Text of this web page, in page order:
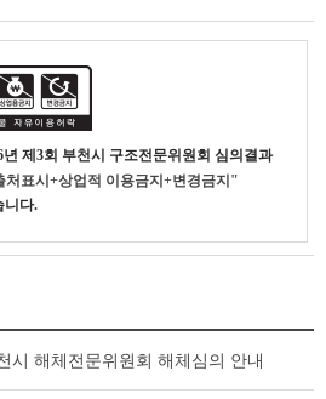
년 제3회 부천시 구조전문위원회 심의결과
처표시+상업적 이용금지+변경금지"
니다.
시 해체전문위원회 해체심의 안내